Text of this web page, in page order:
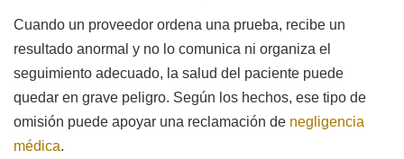
Cuando un proveedor ordena una prueba, recibe un
resultado anormal y no lo comunica ni organiza el
seguimiento adecuado, la salud del paciente puede
quedar en grave peligro. Según los hechos, ese tipo de
omisión puede apoyar una reclamación de negligencia
médica.